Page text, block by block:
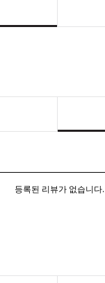
등록된 리뷰가 없습니다.